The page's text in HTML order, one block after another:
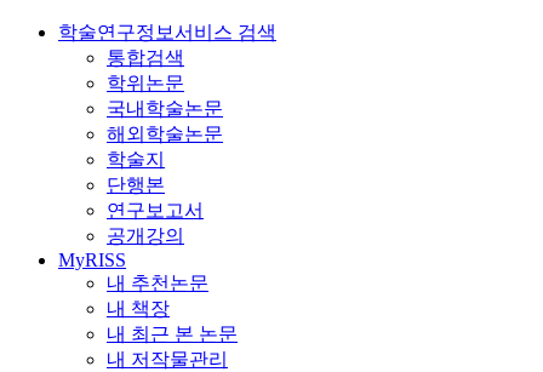
학술연구정보서비스 검색
통합검색
학위논문
국내학술논문
해외학술논문
학술지
단행본
연구보고서
공개강의
MyRISS
내 추천논문
내 책장
내 최근 본 논문
내 저작물관리